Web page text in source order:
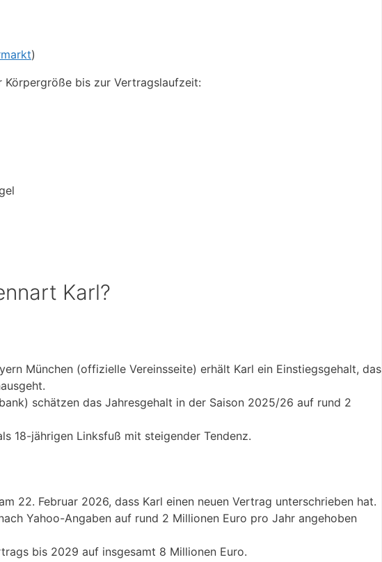
)
Körpergröße bis zur Vertragslaufzeit:
Karl?
München (offizielle Vereinsseite) erhält Karl ein Einstiegsgehalt, das
schätzen das Jahresgehalt in der Saison 2025/26 auf rund 2
18-jährigen Linksfuß mit steigender Tendenz.
22. Februar 2026, dass Karl einen neuen Vertrag unterschrieben hat.
Yahoo-Angaben auf rund 2 Millionen Euro pro Jahr angehoben
bis 2029 auf insgesamt 8 Millionen Euro.